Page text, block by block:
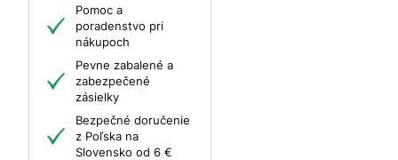
Pomoc a
poradenstvo pri
nákupoch
Pevne zabalené a
zabezpečené
zásielky
Bezpečné doručenie
z Poľska na
Slovensko od 6 €